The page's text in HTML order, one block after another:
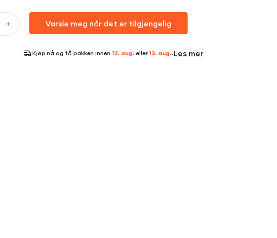
Varsle meg når det er tilgjengelig
Kjøp nå og få pakken innen 12. aug. eller13. aug..Les mer